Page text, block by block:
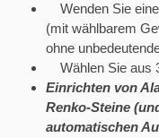
Wenden Sie
(mit wählbarem
ohne
Wählen Sie aus
Einrichten von
Renko-Steine
automatischen